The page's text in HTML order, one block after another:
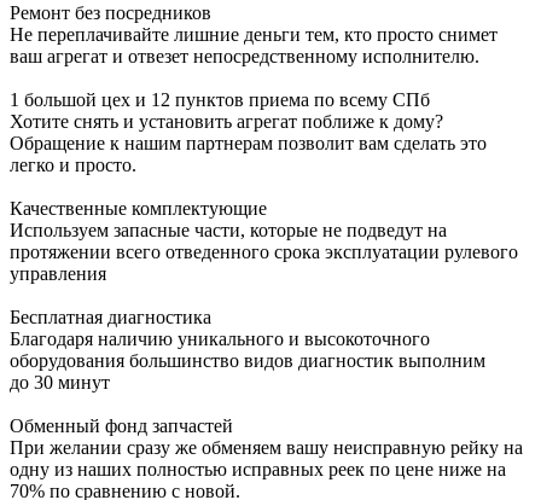
Ремонт без посредников
Не переплачивайте лишние деньги тем, кто просто снимет
ваш агрегат и отвезет непосредственному исполнителю.
1 большой цех и 12 пунктов приема по всему СПб
Хотите снять и установить агрегат поближе к дому?
Обращение к нашим партнерам позволит вам сделать это
легко и просто.
Качественные комплектующие
Используем запасные части, которые не подведут на
протяжении всего отведенного срока эксплуатации рулевого
управления
Бесплатная диагностика
Благодаря наличию уникального и высокоточного
оборудования большинство видов диагностик выполним
до 30 минут
Обменный фонд запчастей
При желании сразу же обменяем вашу неисправную рейку на
одну из наших полностью исправных реек по цене ниже на
70% по сравнению с новой.